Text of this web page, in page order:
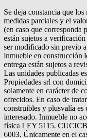
Se deja constancia que
medidas parciales y el
(en caso que corresponda
están sujetos a
ser modificado sin previo
inmueble en construcción
entrega están sujetos a
Las unidades publicadas
Propiedades srl con
solamente en carácter de
ofrecidos. En caso de
construibles y plusvalía es
interesado. Inmueble no
física LEY 5115.
6003. Únicamente en el